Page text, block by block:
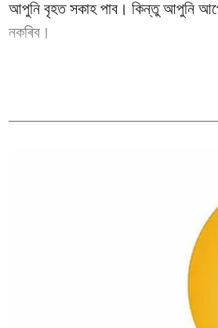
আপুনি বৃহত সকাহ পাব। কিন্তু আপুনি
নকৰিব।